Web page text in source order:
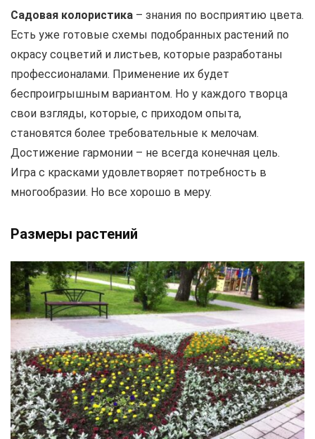
Садовая колористика – знания по восприятию цвета.
Есть уже готовые схемы подобранных растений по
окрасу соцветий и листьев, которые разработаны
профессионалами. Применение их будет
беспроигрышным вариантом. Но у каждого творца
свои взгляды, которые, с приходом опыта,
становятся более требовательные к мелочам.
Достижение гармонии – не всегда конечная цель.
Игра с красками удовлетворяет потребность в
многообразии. Но все хорошо в меру.
Размеры растений